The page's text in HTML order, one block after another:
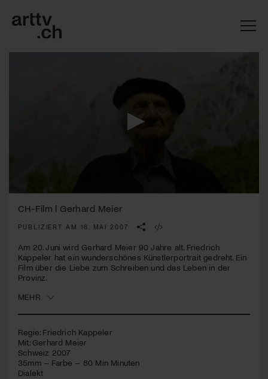
seconds
45
seconds
CH-Film l Gerhard Meier
PUBLIZIERT AM 16. MAI 2007
Am 20. Juni wird Gerhard Meier 90 Jahre alt. Friedrich
Kappeler hat ein wunderschönes Künstlerportrait gedreht. Ein
Film über die Liebe zum Schreiben und das Leben in der
Provinz.
MEHR
Regie: Friedrich Kappeler
Mit: Gerhard Meier
Schweiz 2007
35mm – Farbe – 80 Min Minuten
Dialekt
Mach mit: «Be Part of the Art»!
Engagiere dich als Kulturliebhaber:in, Kulturschaffende(r) oder
Mit deiner Mitgliedschaft erhältst du kostenlosen Zugang zu
diversen Kulturevents.
Jetzt Mitglied werden